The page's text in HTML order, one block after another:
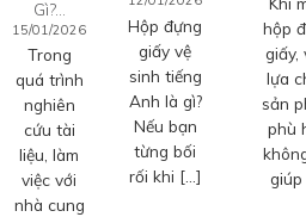
Gì?…
15/01/2026
Trong
quá trình
nghiên
cứu tài
liệu, làm
việc với
nhà cung
Hộp đựng
giấy vệ
sinh tiếng
Anh là gì?
Nếu bạn
từng bối
rối khi […]
hộp
giấy,
lựa
sản
phù